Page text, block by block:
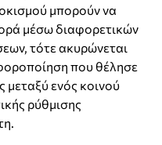
μπορούν να
μέσω διαφορετικών
τότε ακυρώνεται
που θέλησε
μεταξύ ενός κοινού
ρύθμισης